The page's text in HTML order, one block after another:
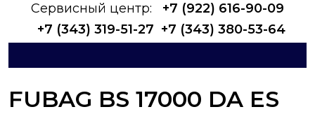
Сервисный центр:
+7 (922) 616-90-09
+7 (343) 319-51-27 +7 (343) 380-53-64
FUBAG BS 17000 DA ES